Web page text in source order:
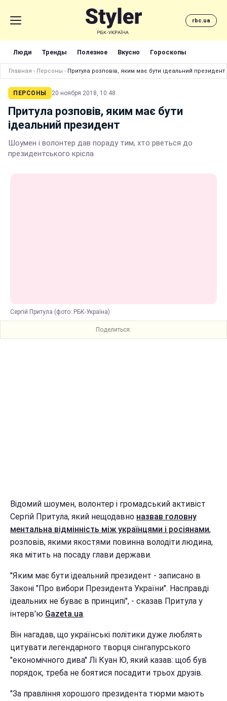
rbc.ua
Люди Тренды Полезное Вкусно Гороскопы
Главная › Персоны › Притула розповів, яким має бути ідеальний президент
ПЕРСОНЫ 20 ноября 2018, 10:48
Притула розповів, яким має бути
ідеальний президент
Шоумен і волонтер дав пораду тим, хто рветься до
президентського крісла
Сергій Притула (фото: РБК-Україна)
Поделиться:
Відомий шоумен, волонтер і громадський активіст
Сергій Притула, який нещодавно назвав головну
ментальна відмінність між українцями і росіянами,
розповів, якими якостями повинна володіти людина,
яка мітить на посаду глави держави.
"Яким має бути ідеальний президент - записано в
Законі "Про вибори Президента України". Насправді
ідеальних не буває в принципі", - сказав Притула у
інтерв'ю Gazeta.ua.
Він нагадав, що українські політики дуже люблять
цитувати легендарного творця сінгапурського
"економічного дива" Лі Куан Ю, який казав: щоб був
порядок, треба не боятися посадити трьох друзів.
"За правління хорошого президента тюрми мають